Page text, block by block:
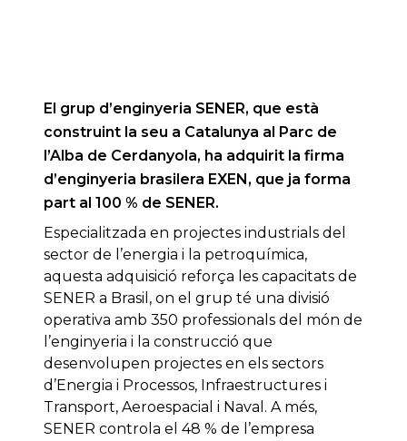
El grup d’enginyeria SENER, que està
construint la seu a Catalunya al Parc de
l’Alba de Cerdanyola, ha adquirit la firma
d’enginyeria brasilera EXEN, que ja forma
part al 100 % de SENER.
Especialitzada en projectes industrials del
sector de l’energia i la petroquímica,
aquesta adquisició reforça les capacitats de
SENER a Brasil, on el grup té una divisió
operativa amb 350 professionals del món de
l’enginyeria i la construcció que
desenvolupen projectes en els sectors
d’Energia i Processos, Infraestructures i
Transport, Aeroespacial i Naval. A més,
SENER controla el 48 % de l’empresa